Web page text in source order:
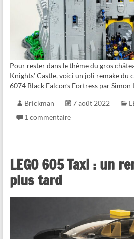
Pour rester dans le thème du gros
Knights’ Castle, voici un joli remake du
6074 Black Falcon’s Fortress par Simon
Brickman 7 août 2022
1 commentaire
LEGO 605 Taxi : un
plus tard